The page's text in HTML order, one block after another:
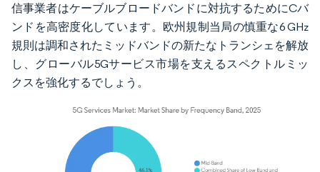
信事業者はケーブルブロードバンドに対抗するためにCバ
ンドを高密度化しています。欧州規制当局の慎重な6 GHz
規則は調和されたミッドバンドの新たなトランシェを解放
し、グローバル5Gサービス市場を支えるスペクトルミッ
クスを強化するでしょう。